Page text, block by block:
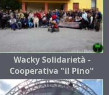
Wacky Solidarietà -
Cooperativa "il Pino"